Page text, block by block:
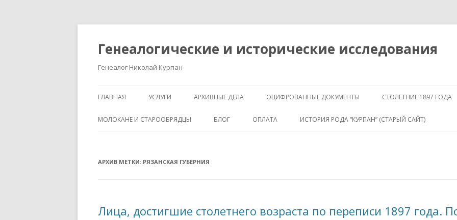
Генеалогические и исторические исследования
Генеалог Николай Курпан
ГЛАВНАЯ УСЛУГИ АРХИВНЫЕ ДЕЛА ОЦИФРОВАННЫЕ ДОКУМЕНТЫ
КРЕСТЬЯНСКИЙ ПОЗЕМЕЛЬНЫЙ
СТОЛЕТНИЕ 1897 ГОДА
МОЛОКАНЕ И СТАРООБРЯДЦЫ БЛОГ ОПЛАТА ИСТОРИЯ РОДА “КУРПАН” (СТАРЫЙ САЙТ)
КУРПАНА
АРХИВ МЕТКИ: РЯЗАНСКАЯ ГУБЕРНИЯ
Лица, достигшие столетнего возраста по переписи 1897 года.